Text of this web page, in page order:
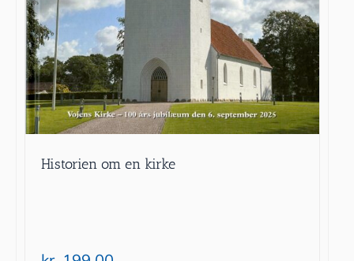
Historien om en kirke